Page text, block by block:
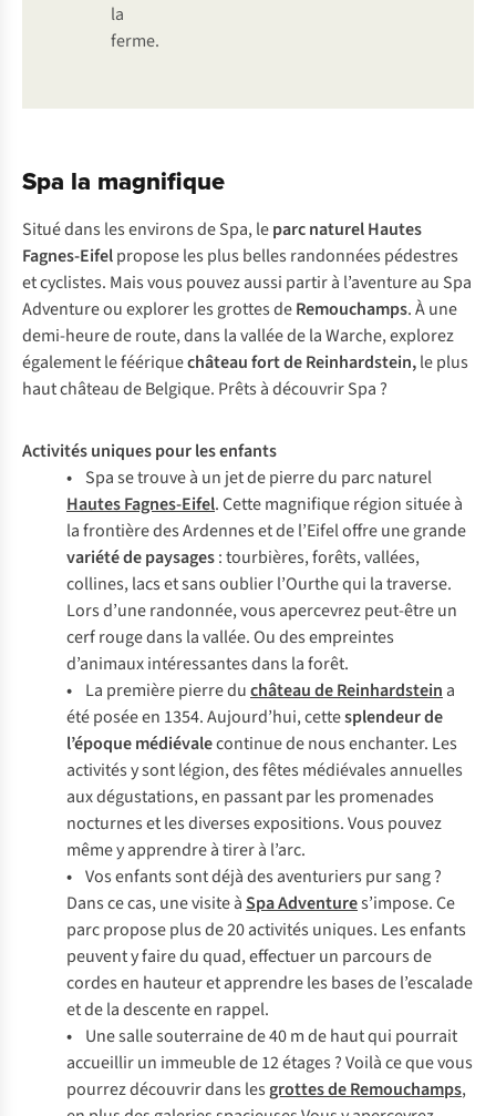
la
ferme.
Spa la magnifique
Situé dans les environs de Spa, leparc naturel Hautes
Fagnes-Eifelpropose les plus belles randonnées pédestres
et cyclistes. Mais vous pouvez aussi partir à l’aventure au Spa
Adventure ou explorer les grottes deRemouchamps. À une
demi-heure de route, dans la vallée de la Warche, explorez
également le féériquechâteau fort de Reinhardstein,le plus
haut château de Belgique. Prêts à découvrir Spa ?
Activités uniques pour les enfants
• Spa se trouve à un jet de pierre du parc naturel
Hautes Fagnes-Eifel. Cette magnifique région située à
la frontière des Ardennes et de l’Eifel offre une grande
variété de paysages: tourbières, forêts, vallées,
collines, lacs et sans oublier l’Ourthe qui la traverse.
Lors d’une randonnée, vous apercevrez peut-être un
cerf rouge dans la vallée. Ou des empreintes
d’animaux intéressantes dans la forêt.
• La première pierre duchâteau de Reinhardstein a
été posée en 1354. Aujourd’hui, cettesplendeur de
l’époque médiévalecontinue de nous enchanter. Les
activités y sont légion, des fêtes médiévales annuelles
aux dégustations, en passant par les promenades
nocturnes et les diverses expositions. Vous pouvez
même y apprendre à tirer à l’arc.
• Vos enfants sont déjà des aventuriers pur sang ?
Dans ce cas, une visite àSpa Adventures’impose. Ce
parc propose plus de 20 activités uniques. Les enfants
peuvent y faire du quad, effectuer un parcours de
cordes en hauteur et apprendre les bases de l’escalade
et de la descente en rappel.
• Une salle souterraine de 40 m de haut qui pourrait
accueillir un immeuble de 12 étages ? Voilà ce que vous
pourrez découvrir dans les grottes de Remouchamps,